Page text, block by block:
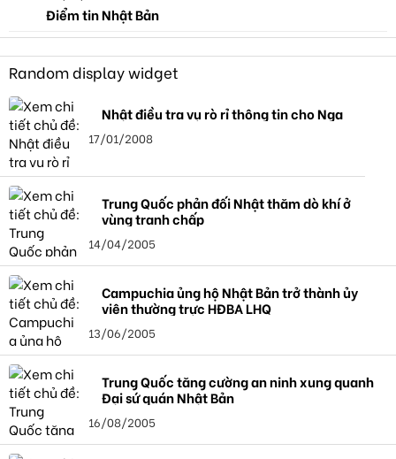
Điểm tin Nhật Bản
Random display widget
Nhật điều tra vụ rò rỉ thông tin cho Nga
17/01/2008
Trung Quốc phản đối Nhật thăm dò khí ở
vùng tranh chấp
14/04/2005
Campuchia ủng hộ Nhật Bản trở thành ủy
viên thường trực HĐBA LHQ
13/06/2005
Trung Quốc tăng cường an ninh xung quanh
Đại sứ quán Nhật Bản
16/08/2005